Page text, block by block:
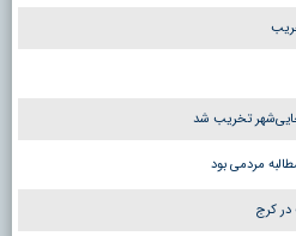
تخریب شد
مردمی بود